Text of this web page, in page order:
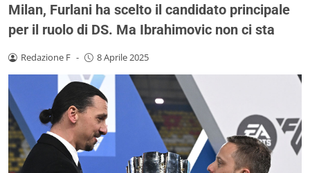
Milan, Furlani ha scelto il candidato principale
per il ruolo di DS. Ma Ibrahimovic non ci sta
Redazione F - 8 Aprile 2025